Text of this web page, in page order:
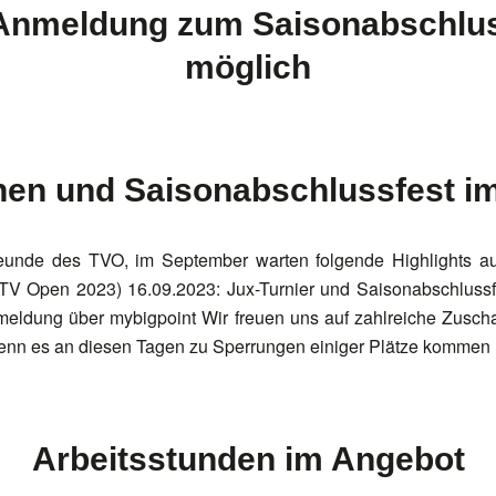
zum
möglich
und Saisonabschlussfest
des TVO, im September warten folgende Highlights
Open 2023) 16.09.2023: Jux-Turnier und
über mybigpoint Wir freuen uns auf zahlreiche
es an diesen Tagen zu Sperrungen einiger Plätze
Arbeitsstunden im Angebot